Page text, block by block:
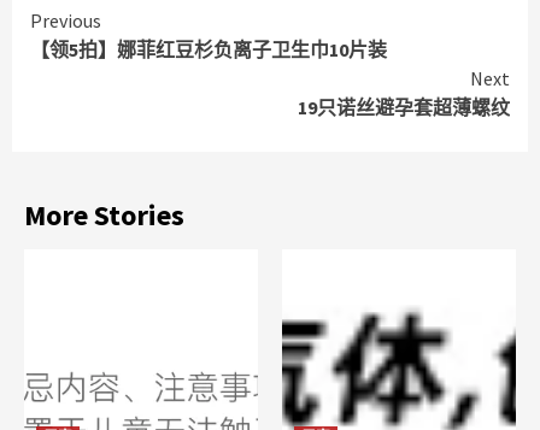
Continue
Reading
Previous
【领5拍】娜菲红豆杉负离子卫生巾10片装
Next
19只诺丝避孕套超薄螺纹
More Stories